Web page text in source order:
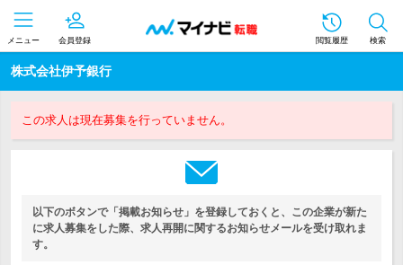
メニュー 会員登録 閲覧履歴 検索
株式会社伊予銀行
この求人は現在募集を行っていません。
以下のボタンで「掲載お知らせ」を登録しておくと、この企業が新た
に求人募集をした際、求人再開に関するお知らせメールを受け取れま
す。